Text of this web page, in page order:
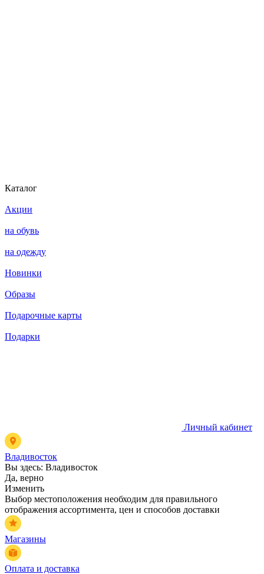
Каталог
Акции
на обувь
на одежду
Новинки
Образы
Подарочные карты
Подарки
Личный кабинет
Владивосток
Вы здесь: Владивосток
Да, верно
Изменить
Выбор местоположения необходим для правильного
отображения ассортимента, цен и способов доставки
Магазины
Оплата и доставка